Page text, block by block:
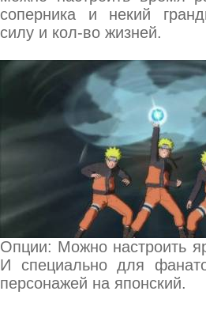
соперника и некий
силу и кол-во жизней.
Опции: Можно настроить
И специально для
персонажей на японский.